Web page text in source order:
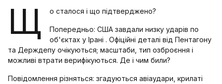
Щ о сталося і що підтверджено?
Попередньо: США завдали низку ударів по
об'єктах у Ірані . Офіційні деталі від Пентагону
та Держдепу очікуються; масштаби, тип озброєння і
можливі втрати верифікуються. Де і чим били?
Повідомлення різняться: згадуються авіаудари, крилаті